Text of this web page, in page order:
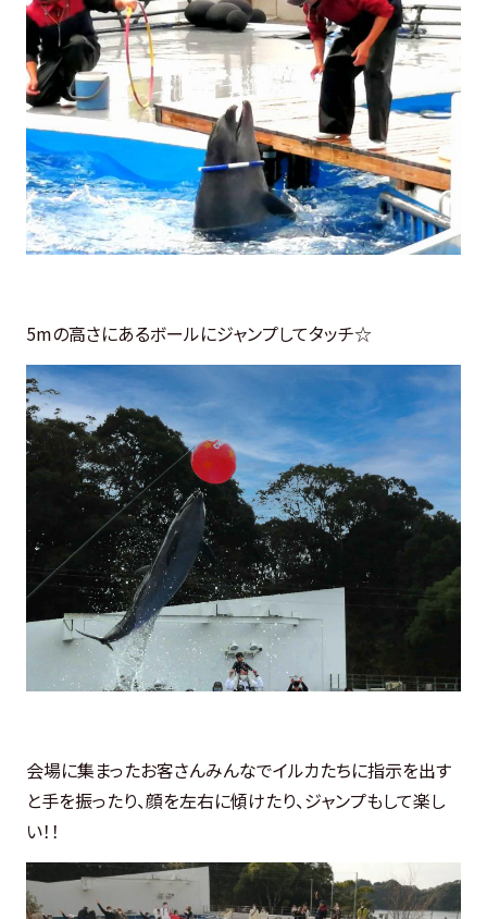
5mの高さにあるボールにジャンプしてタッチ☆
会場に集まったお客さんみんなでイルカたちに指示を出す
と手を振ったり、顔を左右に傾けたり、ジャンプもして楽し
い！！